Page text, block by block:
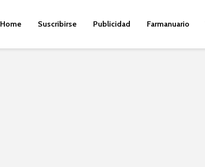
Home Suscribirse Publicidad Farmanuario